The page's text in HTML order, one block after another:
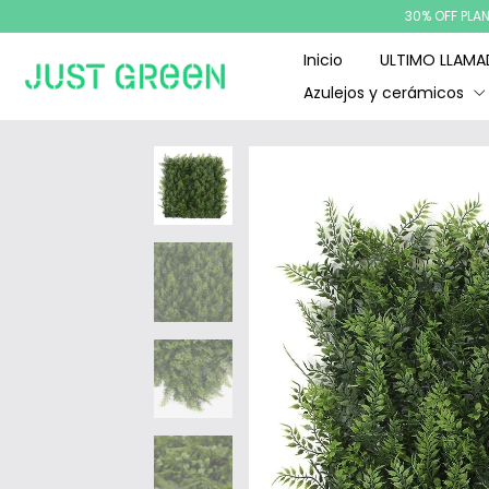
30% OFF PLAN
Inicio
ULTIMO
Azulejos y cerámicos